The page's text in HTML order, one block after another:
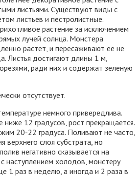
листьями. Существуют виды с
листьев и пестролистные.
растение за исключением
лучей солнца. Монстера
растет, и пересаживают ее не
Листья достигают длины 1 м,
ради них и содержат зеленую
отсутствует.
немного привередлива.
ниже 12 градусов, рост прекращается.
20-22 градуса. Поливают не часто,
верхнего слоя субстрата, но
негативно сказывается на
наступлением холодов, монстеру
1 раз в неделю, а иногда и 2 раза в